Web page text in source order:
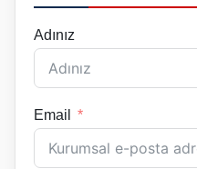
Adınız
Email